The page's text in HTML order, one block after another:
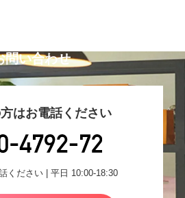
問い合わせ
はお電話ください
ください | 平日 10:00-18:30